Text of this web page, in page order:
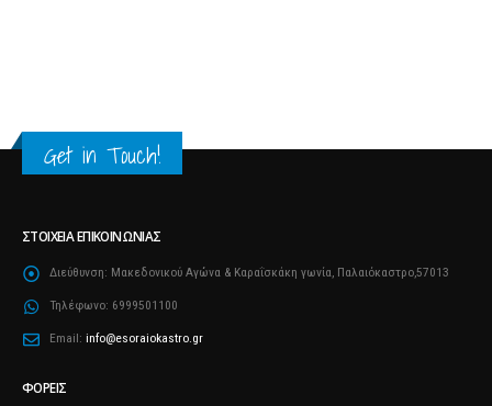
Get in Touch!
ΣΤΟΙΧΕΊΑ ΕΠΙΚΟΙΝΩΝΊΑΣ
Διεύθυνση: Μακεδονικού Αγώνα & Καραΐσκάκη γωνία, Παλαιόκαστρο,57013
Τηλέφωνο: 6999501100
Email: info@esoraiokastro.gr
ΦΟΡΕΊΣ